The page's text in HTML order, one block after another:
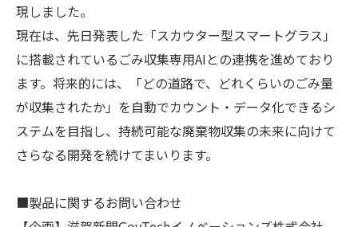
現しました。
現在は、先日発表した「スカウター型スマートグラス」
に搭載されているごみ収集専用AIとの連携を進めており
ます。将来的には、「どの道路で、どれくらいのごみ量
が収集されたか」を自動でカウント・データ化できるシ
ステムを目指し、持続可能な廃棄物収集の未来に向けて
さらなる開発を続けてまいります。
■製品に関するお問い合わせ